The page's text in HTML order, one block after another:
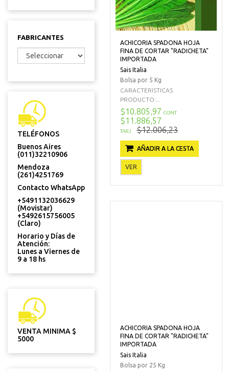
FABRICANTES
TELÉFONOS
Buenos Aires
(011)32210906
Mendoza
(261)4251769
Contacto WhatsApp
+5491132036629
(Movistar)
+5492615756005
(Claro)
Horario y Días de
Atención:
Lunes a Viernes de
9 a 18 hs
VENTA MINIMA $
5000
ACHICORIA SPADONA HOJA
FINA DE CORTAR "RADICHETA"
IMPORTADA
Sais Italia
Bolsa por 5 Kg
CARACTERISTICAS
PRODUCTO:...
$10.805,97 CONT
$11.886,57
TARJ $12.006,23
AÑADIR A LA CESTA
VER
ACHICORIA SPADONA HOJA
FINA DE CORTAR "RADICHETA"
IMPORTADA
Sais Italia
Bolsa por 25 Kg